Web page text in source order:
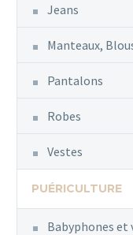
Jeans
Manteaux,
Pantalons
Robes
Vestes
PUÉRICULTURE
Babyphones et